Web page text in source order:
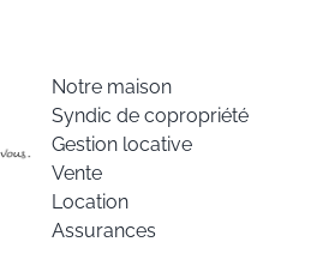
Notre maison
Syndic de copropriété
Gestion locative
Vente
Location
Assurances